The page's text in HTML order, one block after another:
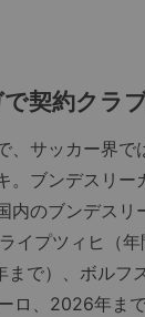
契約クラ
、サッカー界で
。ブンデスリー
内のブンデスリ
イプツィヒ（
で）、ボルフ
ロ、2026年ま